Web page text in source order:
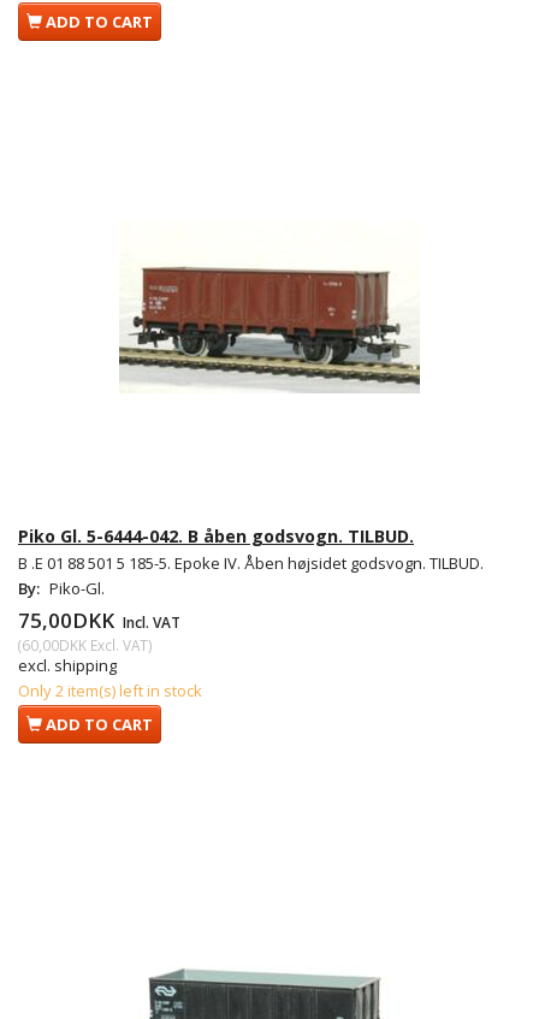
ADD TO CART
Piko Gl. 5-6444-042. B åben godsvogn. TILBUD.
B .E 01 88 501 5 185-5. Epoke IV. Åben højsidet godsvogn. TILBUD.
By: Piko-Gl.
75,00DKK Incl. VAT
(60,00DKK Excl. VAT)
excl. shipping
Only 2 item(s) left in stock
ADD TO CART